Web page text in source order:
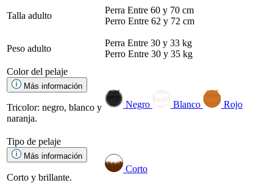
Talla adulto
Perra Entre 60 y 70 cm
Perro Entre 62 y 72 cm
Peso adulto
Perra Entre 30 y 33 kg
Perro Entre 30 y 35 kg
Color del pelaje
Más información
Tricolor: negro, blanco y
naranja.
Negro Blanco Rojo
Tipo de pelaje
Más información
Corto y brillante.
Corto